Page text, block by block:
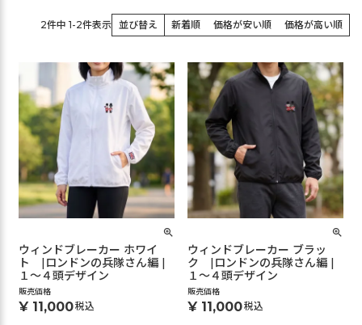
並び替え 新着順 価格が安い順 価格が高い順
2件中 1-2件表示
ウィンドブレーカー ホワイ
ト |ロンドンの兵隊さん編 |
１～４頭デザイン
販売価格
¥ 11,000税込
ウィンドブレーカー ブラッ
ク |ロンドンの兵隊さん編 |
１～４頭デザイン
販売価格
¥ 11,000税込